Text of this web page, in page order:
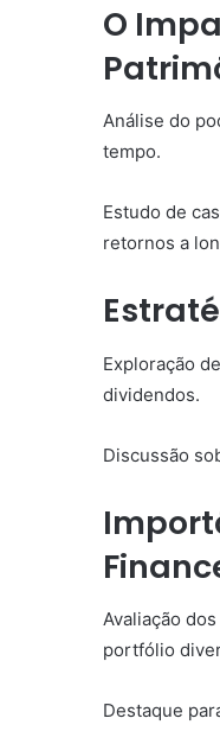
O
Análise do
tempo.
Estudo de
retornos a
Exploração
dividendos.
Discussão
Avaliação
portfólio
Destaque